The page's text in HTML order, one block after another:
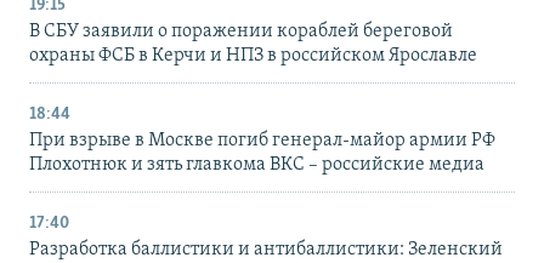
19:15
В СБУ заявили о поражении кораблей береговой
охраны ФСБ в Керчи и НПЗ в российском Ярославле
18:44
При взрыве в Москве погиб генерал-майор армии РФ
Плохотнюк и зять главкома ВКС – российские медиа
17:40
Разработка баллистики и антибаллистики: Зеленский